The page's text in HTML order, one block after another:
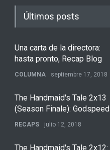
Últimos posts
Una carta de la directora:
hasta pronto, Recap Blog
COLUMNA septiembre 17, 2018
The Handmaid's Tale 2x13
(Season Finale): Godspeed
RECAPS julio 12, 2018
The Handmaid's Tale 2x12: